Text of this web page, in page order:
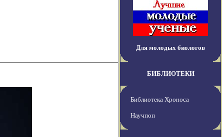
Для молодых биологов
БИБЛИОТЕКИ
Библиотека Хроноса
Научпоп